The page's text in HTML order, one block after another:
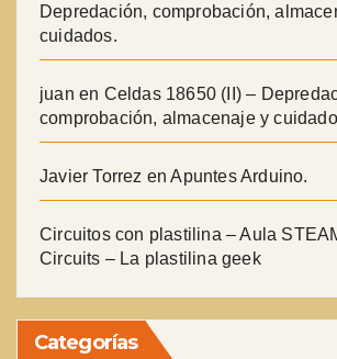
Depredación, comprobación,
cuidados.
juan en Celdas 18650 (II) –
comprobación, almacenaje y
Javier Torrez enApuntes Arduino.
Circuitos con plastilina – Aula
Circuits – La plastilina geek
Categorías